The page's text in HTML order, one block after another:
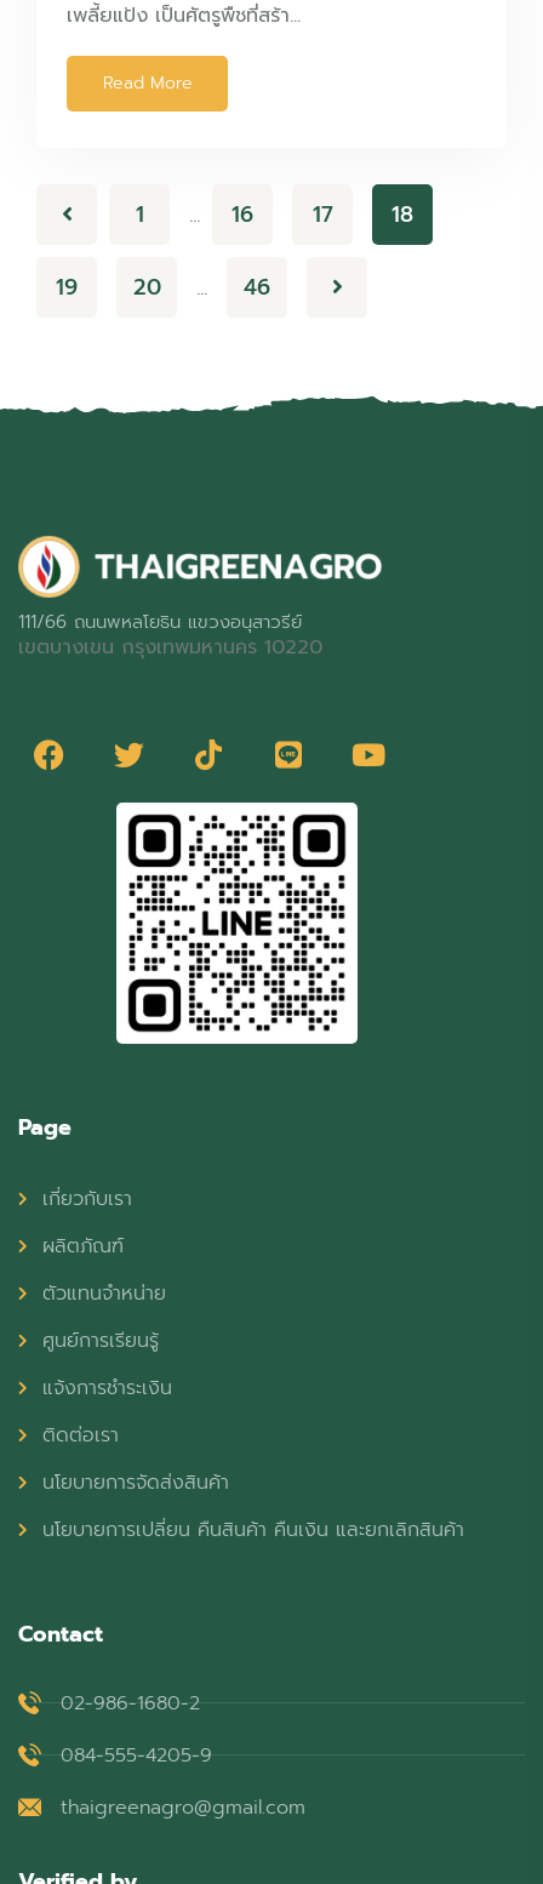
เพลี้ยแป้ง เป็นศัตรูพืชที่สร้า…
Read More
1 … 16 17 18
19 20 … 46
111/66 ถนนพหลโยธิน แขวงอนุสาวรีย์
เขตบางเขน กรุงเทพมหานคร 10220
Page
เกี่ยวกับเรา
ผลิตภัณฑ์
ตัวแทนจำหน่าย
ศูนย์การเรียนรู้
แจ้งการชำระเงิน
ติดต่อเรา
นโยบายการจัดส่งสินค้า
นโยบายการเปลี่ยน คืนสินค้า คืนเงิน และยกเลิกสินค้า
Contact
02-986-1680-2
084-555-4205-9
thaigreenagro@gmail.com